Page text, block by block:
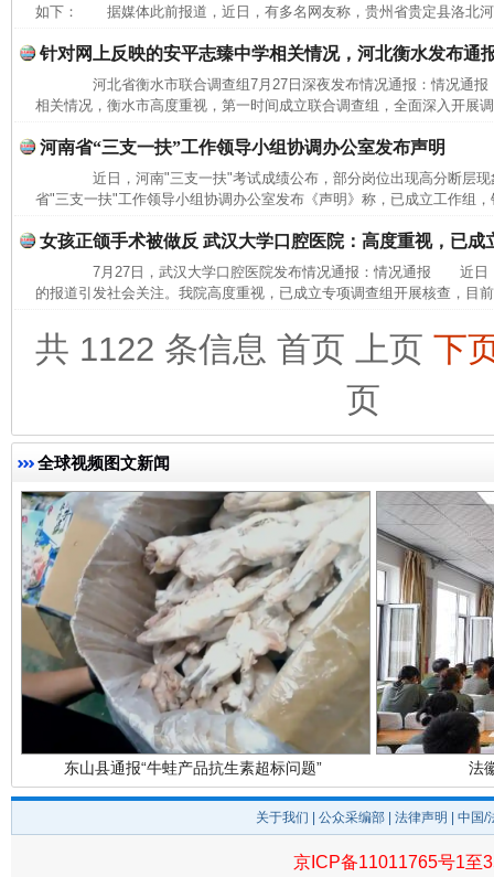
如下： 据媒体此前报道，近日，有多名网友称，贵州省贵定县洛北
针对网上反映的安平志臻中学相关情况，河北衡水发布通
河北省衡水市联合调查组7月27日深夜发布情况通报：情况通
相关情况，衡水市高度重视，第一时间成立联合调查组，全面深入开展
河南省“三支一扶”工作领导小组协调办公室发布声明
近日，河南"三支一扶"考试成绩公布，部分岗位出现高分断层现
省"三支一扶"工作领导小组协调办公室发布《声明》称，已成立工作组
女孩正颌手术被做反 武汉大学口腔医院：高度重视，已成
7月27日，武汉大学口腔医院发布情况通报：情况通报 近日
的报道引发社会关注。我院高度重视，已成立专项调查组开展核查，目
共 1122 条信息 首页 上页 下
页
全球视频图文新闻
完善运行机制助力责任有效落实
东山县通报“牛蛙产品抗生素超标问题” 法
关于我们 公众采编部 法律声明 | 中国
京ICP备11011765号1至